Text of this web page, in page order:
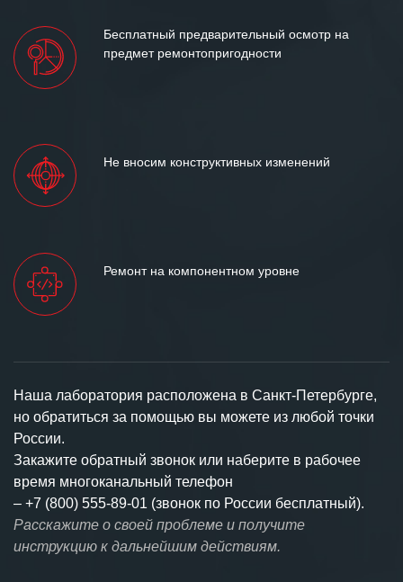
Бесплатный предварительный осмотр на
предмет ремонтопригодности
Не вносим конструктивных изменений
Ремонт на компонентном уровне
Наша лаборатория расположена в Санкт-Петербурге,
но обратиться за помощью вы можете из любой точки
России.
Закажите обратный звонок или наберите в рабочее
время многоканальный телефон
– +7 (800) 555-89-01 (звонок по России бесплатный).
Расскажите о своей проблеме и получите
инструкцию к дальнейшим действиям.